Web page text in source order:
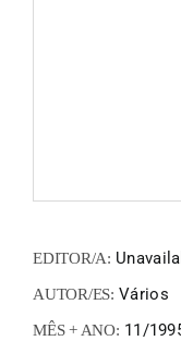
EDITOR/A:
AUTOR/ES: Vários
MÊS + ANO: 11/